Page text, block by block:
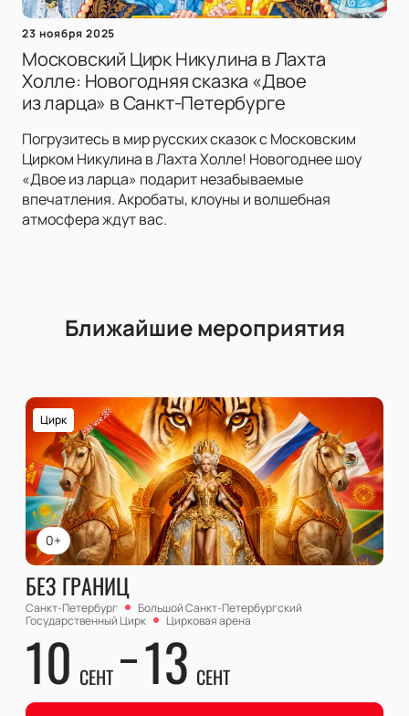
23 ноября 2025
Московский Цирк Никулина в Лахта
Холле: Новогодняя сказка «Двое
из ларца» в Санкт-Петербурге
Погрузитесь в мир русских сказок с Московским
Цирком Никулина в Лахта Холле! Новогоднее шоу
«Двое из ларца» подарит незабываемые
впечатления. Акробаты, клоуны и волшебная
атмосфера ждут вас.
Ближайшие мероприятия
0+
Цирк
БЕЗ ГРАНИЦ
Санкт-Петербург
Большой Cанкт-Петербургский
Государственный Цирк
Цирковая арена
10 СЕНТ 13 СЕНТ